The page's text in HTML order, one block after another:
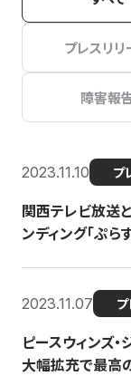
プレスリリ
障害報
2023.11.10 プ
関西テレビ放送
ンディング「ぷ
2023.11.07
ピースウィンズ
大幅拡充で最高